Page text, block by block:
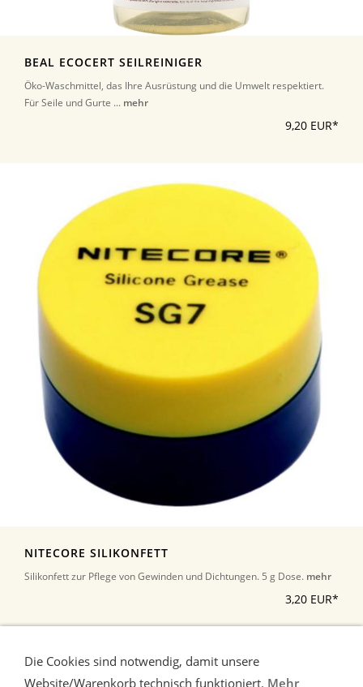
BEAL ECOCERT SEILREINIGER
Öko-Waschmittel, das Ihre Ausrüstung und die Umwelt respektiert.
Für Seile und Gurte ... mehr
9,20 EUR*
NITECORE SILIKONFETT
Silikonfett zur Pflege von Gewinden und Dichtungen. 5 g Dose. mehr
3,20 EUR*
*Alle Preise inkl. Umsatzsteuer, zuzüglich Versand
Die Cookies sind notwendig, damit unsere
Website/Warenkorb technisch funktioniert. Mehr